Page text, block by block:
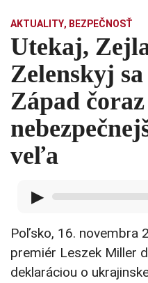
AKTUALITY, BEZPEČNOSŤ
Utekaj,
Zelenskyj
Západ čoraz
veľa
▶
Poľsko, 16. novembra
premiér Leszek Miller
deklaráciou o